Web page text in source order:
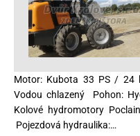
Motor: Kubota 33 PS / 24
Vodou chlazený Pohon:
Kolové hydromotory
Pojezdová hydraulika:…